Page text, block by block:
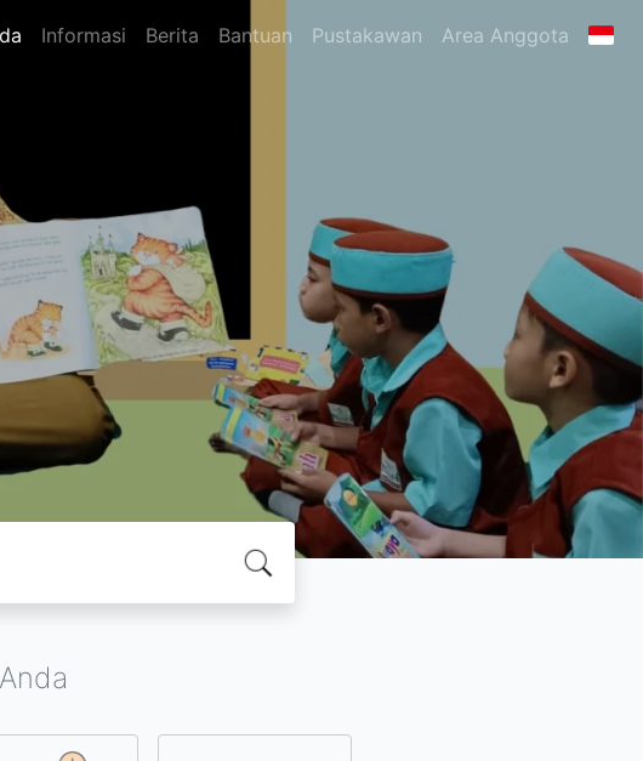
Informasi Berita Bantuan Pustakawan Area Anggota